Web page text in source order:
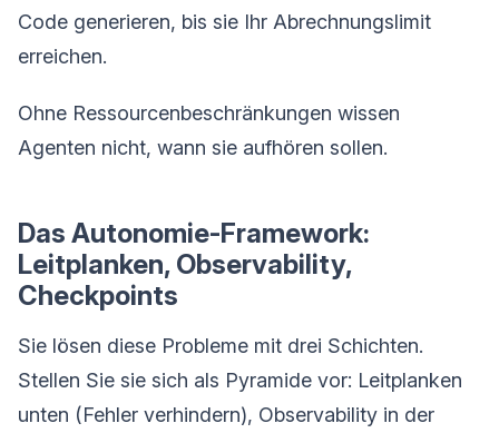
Code generieren, bis sie Ihr Abrechnungslimit
erreichen.
Ohne Ressourcenbeschränkungen wissen
Agenten nicht, wann sie aufhören sollen.
Das Autonomie-Framework:
Leitplanken, Observability,
Checkpoints
Sie lösen diese Probleme mit drei Schichten.
Stellen Sie sie sich als Pyramide vor: Leitplanken
unten (Fehler verhindern), Observability in der